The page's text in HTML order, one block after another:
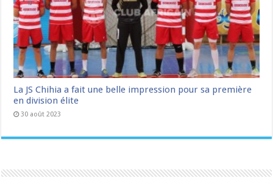
La JS Chihia a fait une belle impression pour sa première
en division élite
30 août 2023